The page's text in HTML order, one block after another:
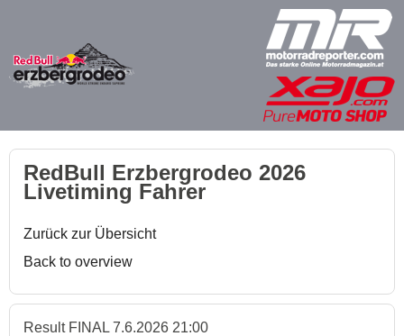
RedBull Erzbergrodeo 2026
Livetiming Fahrer
Zurück zur Übersicht
Back to overview
Result FINAL 7.6.2026 21:00